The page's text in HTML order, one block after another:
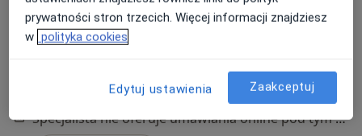
Blankowa 35, Wałbrzych
Konsultacja psychologiczna
Specjalista nie oferuje umawiania online pod tym adresem.
prywatności stron trzecich. Więcej informacji znajdziesz
w polityka cookies
Edytuj ustawienia Zaakceptuj